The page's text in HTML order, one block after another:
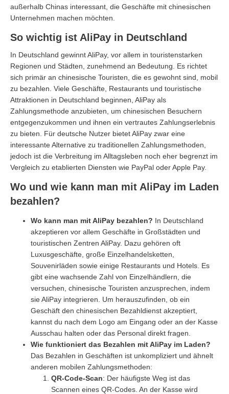
außerhalb Chinas interessant, die Geschäfte mit chinesischen
Unternehmen machen möchten.
So wichtig ist AliPay in Deutschland
In Deutschland gewinnt AliPay, vor allem in touristenstarken
Regionen und Städten, zunehmend an Bedeutung. Es richtet
sich primär an chinesische Touristen, die es gewohnt sind, mobil
zu bezahlen. Viele Geschäfte, Restaurants und touristische
Attraktionen in Deutschland beginnen, AliPay als
Zahlungsmethode anzubieten, um chinesischen Besuchern
entgegenzukommen und ihnen ein vertrautes Zahlungserlebnis
zu bieten. Für deutsche Nutzer bietet AliPay zwar eine
interessante Alternative zu traditionellen Zahlungsmethoden,
jedoch ist die Verbreitung im Alltagsleben noch eher begrenzt im
Vergleich zu etablierten Diensten wie PayPal oder Apple Pay.
Wo und wie kann man mit AliPay im Laden
bezahlen?
Wo kann man mit AliPay bezahlen? In Deutschland
akzeptieren vor allem Geschäfte in Großstädten und
touristischen Zentren AliPay. Dazu gehören oft
Luxusgeschäfte, große Einzelhandelsketten,
Souvenirläden sowie einige Restaurants und Hotels. Es
gibt eine wachsende Zahl von Einzelhändlern, die
versuchen, chinesische Touristen anzusprechen, indem
sie AliPay integrieren. Um herauszufinden, ob ein
Geschäft den chinesischen Bezahldienst akzeptiert,
kannst du nach dem Logo am Eingang oder an der Kasse
Ausschau halten oder das Personal direkt fragen.
Wie funktioniert das Bezahlen mit AliPay im Laden?
Das Bezahlen in Geschäften ist unkompliziert und ähnelt
anderen mobilen Zahlungsmethoden:
QR-Code-Scan: Der häufigste Weg ist das
Scannen eines QR-Codes. An der Kasse wird